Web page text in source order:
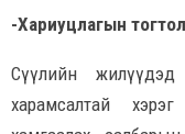
-Хариуцлагын
Сүүлийн
харамсалтай